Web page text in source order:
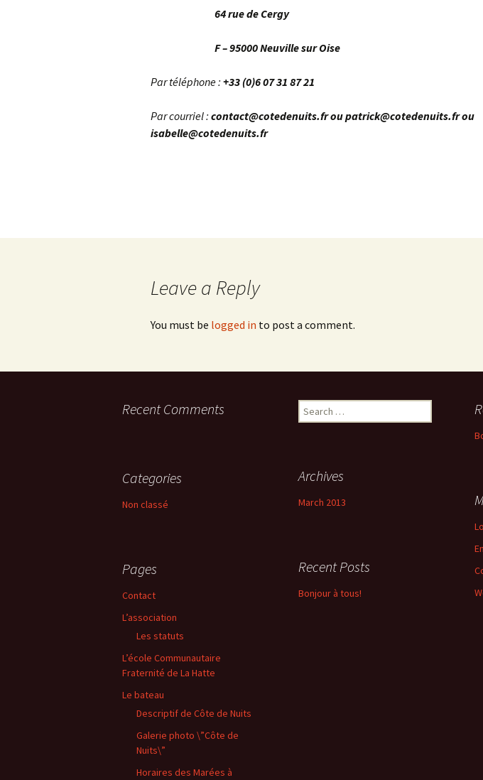
Descriptif de Côte de
Nuits
Galerie photo \”Côte de Newsletter 9 – Oct 2015
Newsletter 11 – AG
64 rue de Cergy
F – 95000 Neuville sur Oise
Par téléphone : +33 (0)6 07 31 87 21
Par courriel : contact@cotedenuits.fr ou patrick@cotedenuits.fr ou
isabelle@cotedenuits.fr
Leave a Reply
You must be logged in to post a comment.
Recent Comments
Search
for:
Archives
March 2013
Categories
Non classé
Recent Posts
Bonjour à tous!
Pages
Contact
L’association
Les statuts
L’école Communautaire
Fraternité de La Hatte
Le bateau
Descriptif de Côte de Nuits
Galerie photo \”Côte de
Nuits\”
Horaires des Marées à